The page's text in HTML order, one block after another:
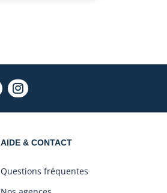
AIDE & CONTACT
Questions fréquentes